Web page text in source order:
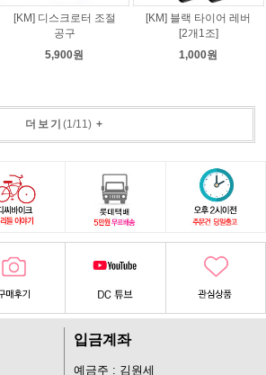
[KM] 디스크로터 조절
공구
5,900원
[KM] 블랙 타이어 레버
[2개1조]
1,000원
더보기 (1/11) +
입금계좌
예금주 : 김원세